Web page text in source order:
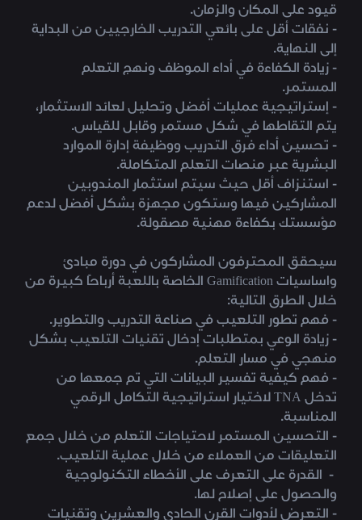
قيود على المكان والزمان.
- نفقات أقل على بائعي التدريب الخارجيين من البداية
إلى النهاية.
- زيادة الكفاءة في أداء الموظف ونهج التعلم
المستمر.
- إستراتيجية عمليات أفضل وتحليل لعائد الاستثمار،
يتم التقاطها في شكل مستمر وقابل للقياس.
- تحسين أداء فرق التدريب ووظيفة إدارة الموارد
البشرية عبر منصات التعلم المتكاملة.
- استنزاف أقل حيث سيتم استثمار المندوبين
المشاركين فيها وستكون مجهزة بشكل أفضل لدعم
مؤسستك بكفاءة مهنية مصقولة.
سيحقق المحترفون المشاركون في دورة مبادئ
واساسيات Gamification الخاصة باللعبة أرباحًا كبيرة من
خلال الطرق التالية:
- فهم تطور التلعيب في صناعة التدريب والتطوير.
- زيادة الوعي بمتطلبات إدخال تقنيات التلعيب بشكل
منهجي في مسار التعلم.
- فهم كيفية تفسير البيانات التي تم جمعها من
تدخل TNA لاختيار استراتيجية التكامل الرقمي
المناسبة.
- التحسين المستمر لاحتياجات التعلم من خلال جمع
التعليقات من العملاء من خلال عملية التلعيب.
- القدرة على التعرف على الأخطاء التكنولوجية
والحصول على إصلاح لها.
- التعرض لأدوات القرن الحادي والعشرين وتقنيات